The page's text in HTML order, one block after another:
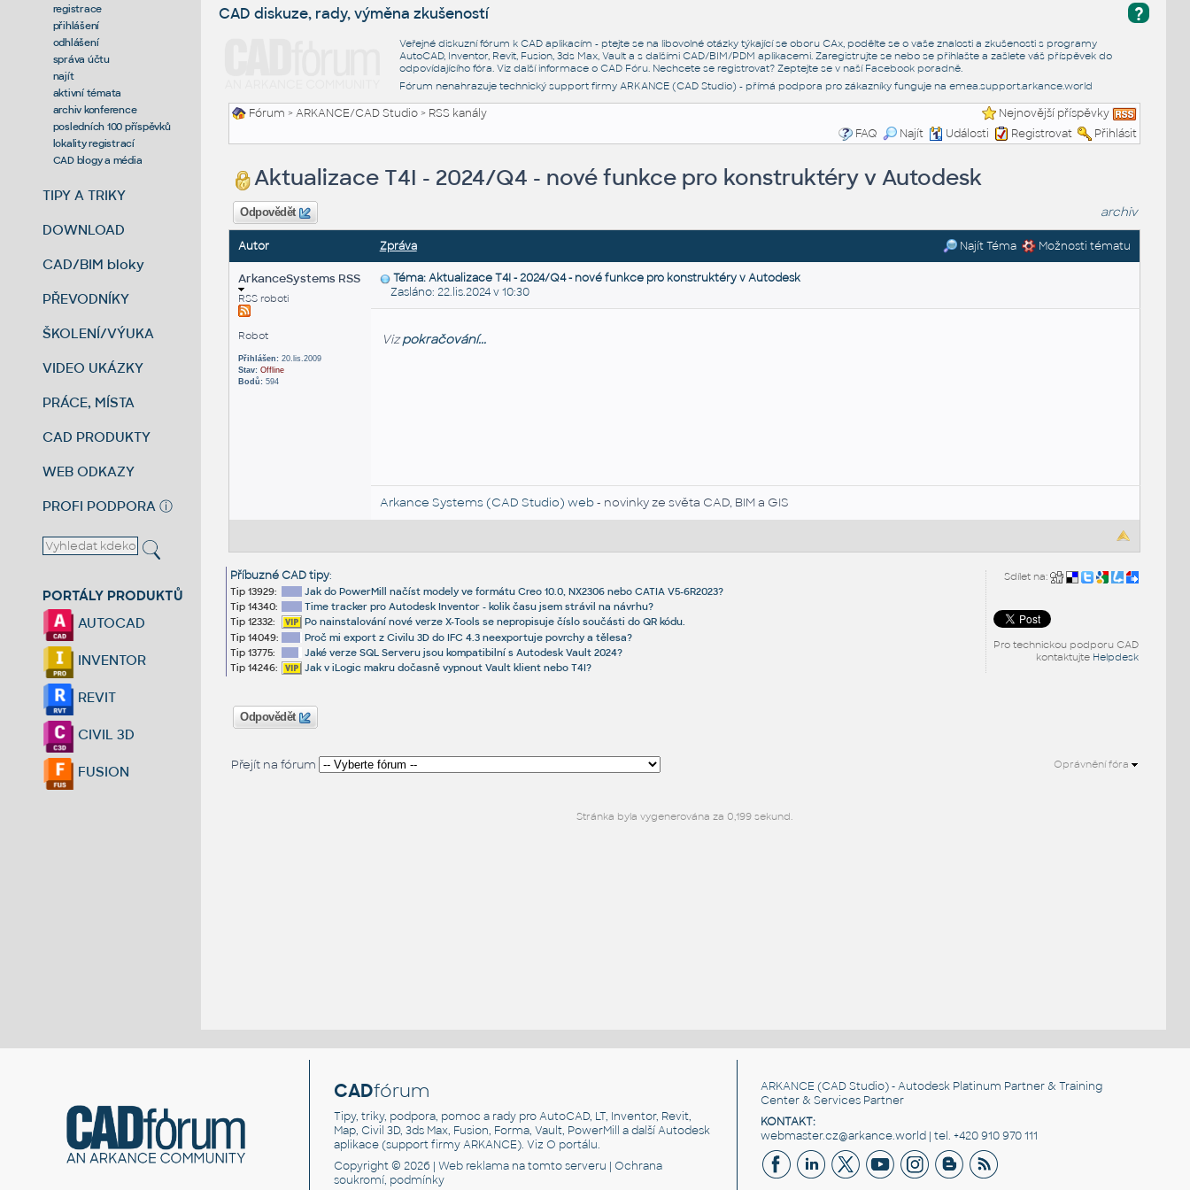
registrace
přihlášení
odhlášení
správa účtu
najít
aktivní témata
archiv konference
posledních 100 příspěvků
lokality registrací
CAD blogy a média
TIPY A TRIKY
DOWNLOAD
CAD/BIM bloky
PŘEVODNÍKY
ŠKOLENÍ/VÝUKA
VIDEO UKÁZKY
PRÁCE, MÍSTA
CAD PRODUKTY
WEB ODKAZY
PROFI PODPORA ⓘ
PORTÁLY PRODUKTŮ
AUTOCAD
INVENTOR
REVIT
CIVIL 3D
FUSION
?
CAD diskuze, rady, výměna zkušeností
Veřejné diskuzní fórum k CAD aplikacím - ptejte se na libovolné otázky týkající se oboru CAx, podělte se o vaše znalosti a zkušenosti s programy
AutoCAD, Inventor, Revit, Fusion, 3ds Max, Vault a s dalšími CAD/BIM/PDM aplikacemi. Zaregistrujte se nebo se přihlašte a zašlete váš příspěvek do
odpovídajícího fóra. Viz další informace o CAD Fóru. Nechcete se registrovat? Zeptejte se v naší Facebook poradně.
Fórum nenahrazuje technický support firmy ARKANCE (CAD Studio) - přímá podpora pro zákazníky funguje na emea.support.arkance.world
Fórum >ARKANCE/CAD Studio> RSS kanály
Nejnovější příspěvky
FAQ
Najít Události Registrovat Přihlásit
Aktualizace T4I - 2024/Q4 - nové funkce pro konstruktéry v Autodesk
Odpovědět archiv
Autor Zpráva Najít Téma Možnosti tématu
ArkanceSystems RSS
RSS roboti
Robot
Přihlášen:20.lis.2009
Stav: Offline
Bodů:594
Téma: Aktualizace T4I - 2024/Q4 - nové funkce pro konstruktéry v Autodesk
Zasláno: 22.lis.2024 v 10:30
Vizpokračování...
Arkance Systems (CAD Studio) web- novinky ze světa CAD, BIM a GIS
Sdílet na:
Pro technickou podporu CAD
kontaktujte Helpdesk
Příbuzné CAD tipy:
Tip 13929:
Jak do PowerMill načíst modely ve formátu Creo 10.0, NX2306 nebo CATIA V5-6R2023?
Tip 14340:
Time tracker pro Autodesk Inventor - kolik času jsem strávil na návrhu?
Tip 12332:
Po nainstalování nové verze X-Tools se nepropisuje číslo součásti do QR kódu.
Tip 14049:
Proč mi export z Civilu 3D do IFC 4.3 neexportuje povrchy a tělesa?
Tip 13775:
Jaké verze SQL Serveru jsou kompatibilní s Autodesk Vault 2024?
Tip 14246:
Jak v iLogic makru dočasně vypnout Vault klient nebo T4I?
Odpovědět
Přejít na fórum Oprávnění fóra
Stránka byla vygenerována za 0,199 sekund.
CADfórum
Tipy, triky, podpora, pomoc a rady pro AutoCAD, LT, Inventor, Revit,
Map, Civil 3D, 3ds Max, Fusion, Forma, Vault, PowerMill a další Autodesk
aplikace (support firmy ARKANCE). VizO portálu.
Copyright © 2026 |Web reklama na tomto serveru |Ochrana
soukromí, podmínky
ARKANCE (CAD Studio) - Autodesk Platinum Partner & Training
Center & Services Partner
KONTAKT:
webmaster.cz@arkance.world | tel. +420 910 970 111